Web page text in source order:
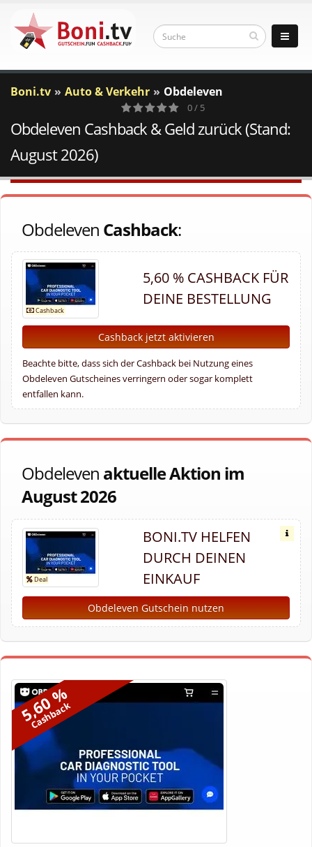
Boni.tv Auto & Verkehr Obdeleven
0
Votes
0 / 5
Obdeleven Cashback & Geld zurück (Stand:
August 2026)
Obdeleven Cashback:
5,60 % CASHBACK FÜR
DEINE BESTELLUNG
Cashback jetzt aktivieren
Beachte bitte, dass sich der Cashback bei Nutzung eines
Obdeleven Gutscheines verringern oder sogar komplett
entfallen kann.
Obdeleven aktuelle Aktion im
August 2026
BONI.TV HELFEN
DURCH DEINEN
EINKAUF
Obdeleven Gutschein nutzen
5,60 %
Cashback